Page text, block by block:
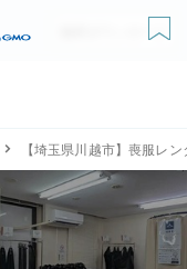
無料ダウンロード
【埼玉県川越市】喪服レ